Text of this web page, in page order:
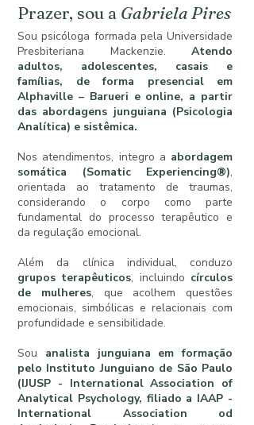
Prazer, sou a Gabriela Pires
Sou psicóloga formada pela Universidade
Presbiteriana Mackenzie. Atendo
adultos, adolescentes, casais e
famílias, de forma presencial em
Alphaville – Barueri e online, a partir
das abordagens junguiana (Psicologia
Analítica) e sistêmica.
Nos atendimentos, integro a abordagem
somática (Somatic Experiencing®),
orientada ao tratamento de traumas,
considerando o corpo como parte
fundamental do processo terapêutico e
da regulação emocional.
Além da clínica individual, conduzo
grupos terapêuticos, incluindo círculos
de mulheres, que acolhem questões
emocionais, simbólicas e relacionais com
profundidade e sensibilidade.
Sou analista junguiana em formação
pelo Instituto Junguiano de São Paulo
(IJUSP - International Association of
Analytical Psychology, filiado a IAAP -
International Association od